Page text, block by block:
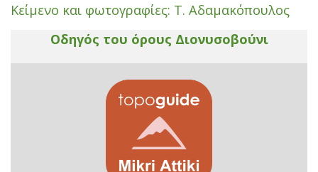
Κείμενο και φωτογραφίες: Τ. Αδαμακόπουλος
Οδηγός του όρους Διονυσοβούνι